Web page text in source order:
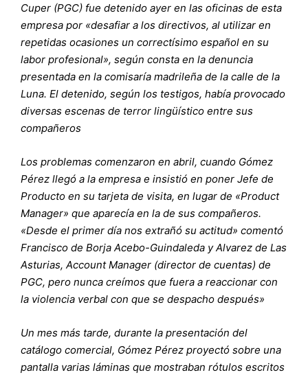
Cuper (PGC) fue detenido ayer en las oficinas de esta
empresa por «desafiar a los directivos, al utilizar en
repetidas ocasiones un correctísimo español en su
labor profesional», según consta en la denuncia
presentada en la comisaría madrileña de la calle de la
Luna. El detenido, según los testigos, había provocado
diversas escenas de terror lingüístico entre sus
compañeros
Los problemas comenzaron en abril, cuando Gómez
Pérez llegó a la empresa e insistió en poner Jefe de
Producto en su tarjeta de visita, en lugar de «Product
Manager» que aparecía en la de sus compañeros.
«Desde el primer día nos extrañó su actitud» comentó
Francisco de Borja Acebo-Guindaleda y Alvarez de Las
Asturias, Account Manager (director de cuentas) de
PGC, pero nunca creímos que fuera a reaccionar con
la violencia verbal con que se despacho después»
Un mes más tarde, durante la presentación del
catálogo comercial, Gómez Pérez proyectó sobre una
pantalla varias láminas que mostraban rótulos escritos